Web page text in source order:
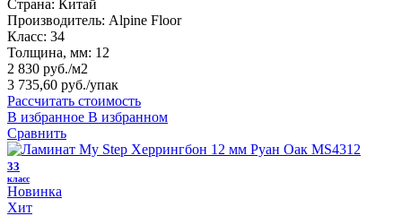
Страна: Китай
Производитель: Alpine Floor
Класс: 34
Толщина, мм: 12
2 830 руб./м2
3 735,60 руб./упак
Рассчитать стоимость
В избранное В избранном
Сравнить
33
класс
Новинка
Хит